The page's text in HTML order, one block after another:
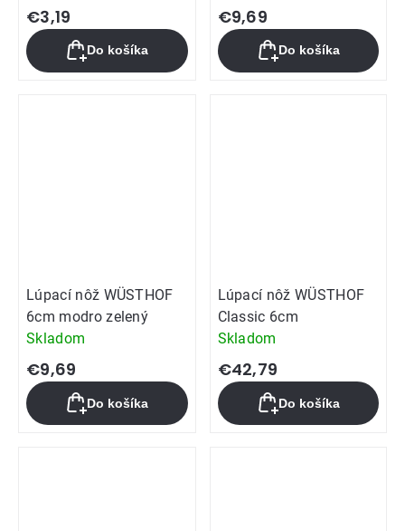
€3,19
Do košíka
€9,69
Do košíka
Lúpací nôž WÜSTHOF
6cm modro zelený
Skladom
€9,69
Do košíka
Lúpací nôž WÜSTHOF
Classic 6cm
Skladom
€42,79
Do košíka